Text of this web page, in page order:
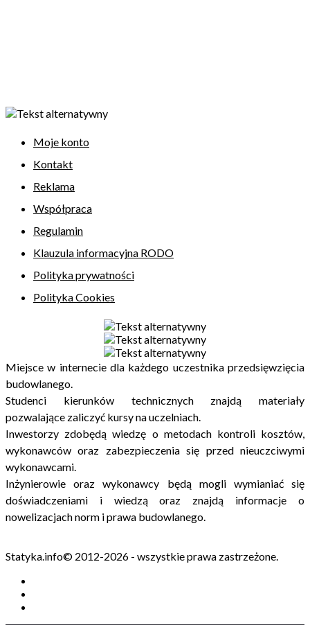
Moje konto
Kontakt
Reklama
Współpraca
Regulamin
Klauzula informacyjna RODO
Polityka prywatności
Polityka Cookies
Miejsce w internecie dla każdego uczestnika przedsięwzięcia
budowlanego.
Studenci kierunków technicznych znajdą materiały
pozwalające zaliczyć kursy na uczelniach.
Inwestorzy zdobędą wiedzę o metodach kontroli kosztów,
wykonawców oraz zabezpieczenia się przed nieuczciwymi
wykonawcami.
Inżynierowie oraz wykonawcy będą mogli wymianiać się
doświadczeniami i wiedzą oraz znajdą informacje o
nowelizacjach norm i prawa budowlanego.
Statyka.info© 2012-2026 - wszystkie prawa zastrzeżone.